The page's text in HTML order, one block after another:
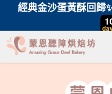
經典金沙蛋黃酥回歸